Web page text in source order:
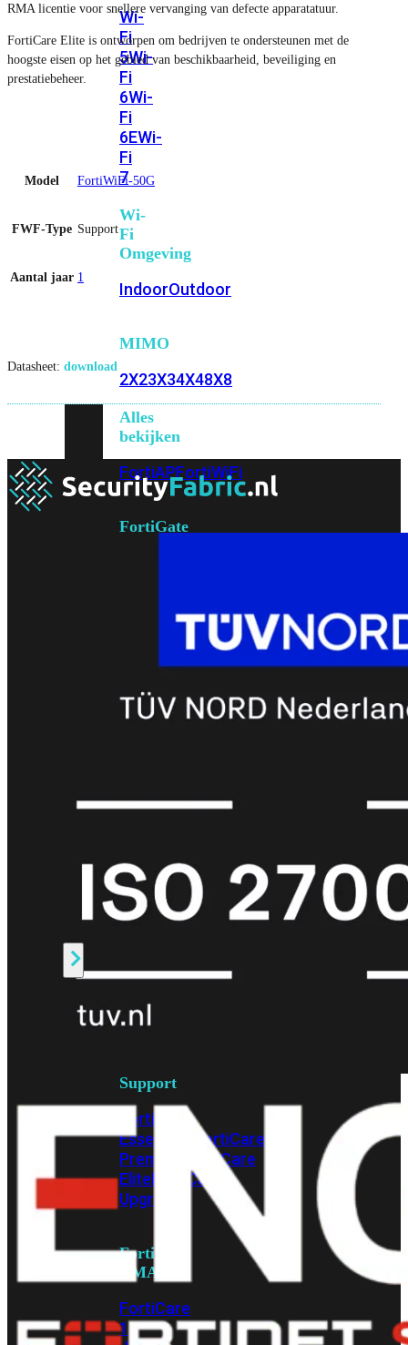
Wi-
Fi
5Wi-
Fi
6Wi-
Fi
6EWi-
Fi
7
Wi-
Fi
Omgeving
IndoorOutdoor
MIMO
2X23X34X48X8
Alles
bekijken
FortiAPFortiWiFi
FortiGate
40FFortiWiFi
50GFortiWiFi
FortiWiFi
80F
FortiWiFi
81F
Licenties
bekijken
Support
FortiCare
Essentials
FortiCare
Premium
FortiCare
EliteFortiCare
Upgrades
FortiCare
RMA
FortiCare
1
RMA licentie voor snellere vervanging van defecte apparatatuur.
FortiCare Elite is ontworpen om bedrijven te ondersteunen met de
hoogste eisen op het gebied van beschikbaarheid, beveiliging en
prestatiebeheer.
Model FortiWiFi-50G
FWF-Type Support
Aantal jaar 1
Datasheet: download